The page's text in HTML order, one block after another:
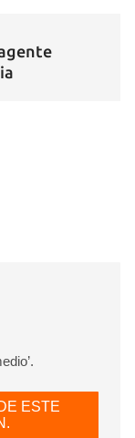
ESTE